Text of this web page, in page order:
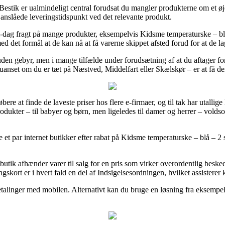
er ualmindeligt central forudsat du mangler produkterne om et
leveringstidspunkt ved det relevante produkt.
fragt på mange produkter, eksempelvis Kidsme temperaturske –
det formål at de kan nå at få varerne skippet afsted forud for at de
gebyr, men i mange tilfælde under forudsætning af at du aftager
om du er tæt på Næstved, Middelfart eller Skælskør – er at få
at finde de laveste priser hos flere e-firmaer, og til tak har
– til babyer og børn, men ligeledes til damer og herrer –
par internet butikker efter rabat på Kidsme temperaturske – blå – 2
afhænder varer til salg for en pris som virker overordentlig
er i hvert fald en del af Indsigelsesordningen, hvilket assisterer
med mobilen. Alternativt kan du bruge en løsning fra